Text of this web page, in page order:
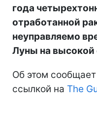
года
отработанной
неуправляемо
Луны на высокой
Об этом сообщает
ссылкой на The